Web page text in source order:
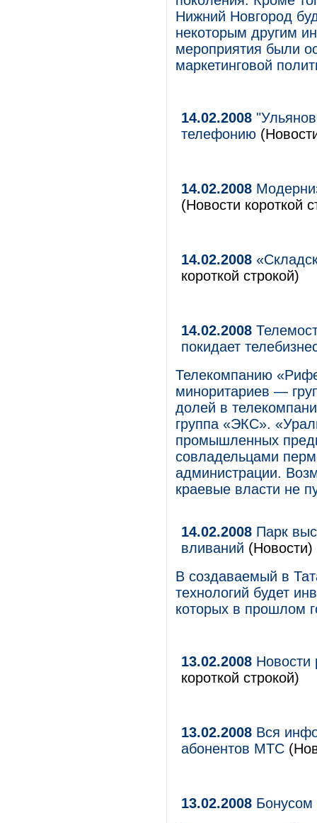
Нижний Новгород
некоторым другим
мероприятия были
маркетинговой
14.02.2008
телефонию
14.02.2008
(Новости короткой
14.02.2008
короткой строкой)
14.02.2008
покидает
Телекомпанию
миноритариев —
долей в
группа «ЭКС».
промышленных
совладельцами
администрации.
краевые власти не
14.02.2008 Парк
вливаний (Новости)
В создаваемый в
технологий будет
которых в прошлом
13.02.2008 Новости
короткой строкой)
13.02.2008 Вся
абонентов МТС
13.02.2008